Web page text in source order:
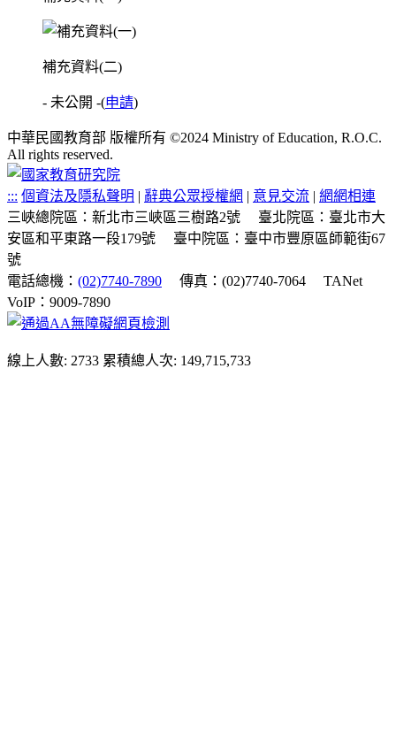
補充資料(二)
- 未公開 -(申請)
中華民國教育部 版權所有 ©2024 Ministry of Education, R.O.C.
All rights reserved.
::: 個資法及隱私聲明 | 辭典公眾授權網 | 意見交流 | 網網相連
三峽總院區：新北市三峽區三樹路2號
臺北院區：臺北市大
安區和平東路一段179號
臺中院區：臺中市豐原區師範街67
號
電話總機： (02)7740-7890 傳真：(02)7740-7064
TANet
VoIP：9009-7890
線上人數: 2733 累積總人次: 149,715,733